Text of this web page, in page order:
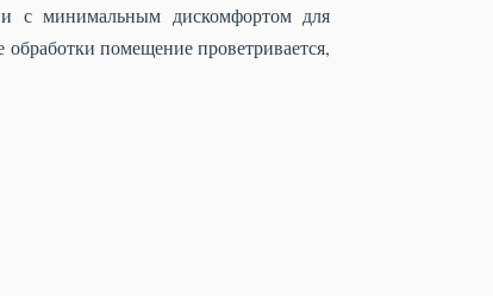
и с минимальным дискомфортом для
помещение проветривается,